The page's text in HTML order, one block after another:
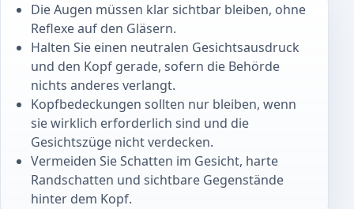
Die Augen müssen klar sichtbar bleiben, ohne
Reflexe auf den Gläsern.
Halten Sie einen neutralen Gesichtsausdruck
und den Kopf gerade, sofern die Behörde
nichts anderes verlangt.
Kopfbedeckungen sollten nur bleiben, wenn
sie wirklich erforderlich sind und die
Gesichtszüge nicht verdecken.
Vermeiden Sie Schatten im Gesicht, harte
Randschatten und sichtbare Gegenstände
hinter dem Kopf.